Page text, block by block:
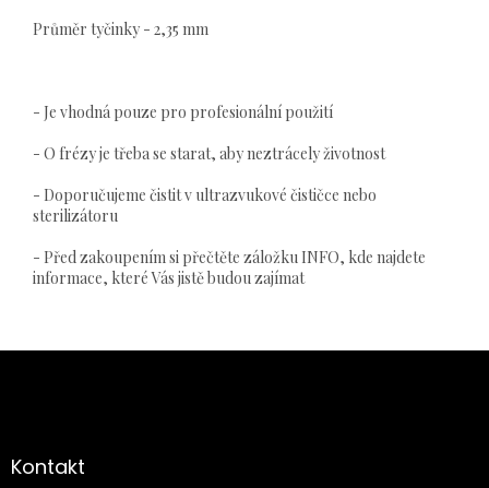
Průměr tyčinky - 2,35 mm
- Je vhodná pouze pro profesionální použití
- O frézy je třeba se starat, aby neztrácely životnost
- Doporučujeme čistit v ultrazvukové čističce nebo
sterilizátoru
- Před zakoupením si přečtěte záložku INFO, kde najdete
informace, které Vás jistě budou zajímat
aKontakt